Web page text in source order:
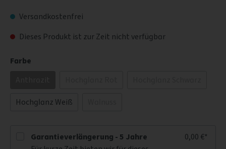
Versandkostenfrei
Dieses Produkt ist zur Zeit nicht verfügbar
Farbe
Hochglanz Weiß
Garantieverlängerung - 5 Jahre
0,00 €*